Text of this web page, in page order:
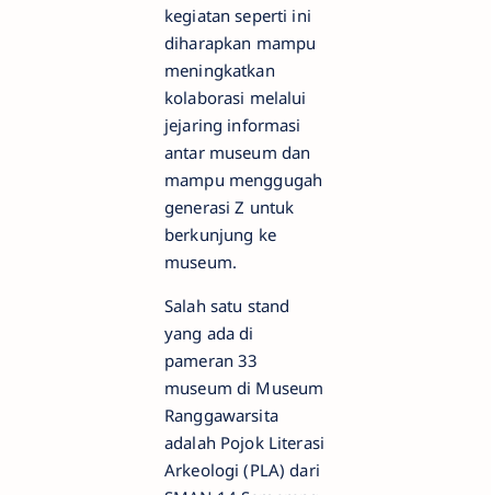
kegiatan seperti ini
diharapkan mampu
meningkatkan
kolaborasi melalui
jejaring informasi
antar museum dan
mampu menggugah
generasi Z untuk
berkunjung ke
museum.
Salah satu stand
yang ada di
pameran 33
museum di Museum
Ranggawarsita
adalah Pojok Literasi
Arkeologi (PLA) dari